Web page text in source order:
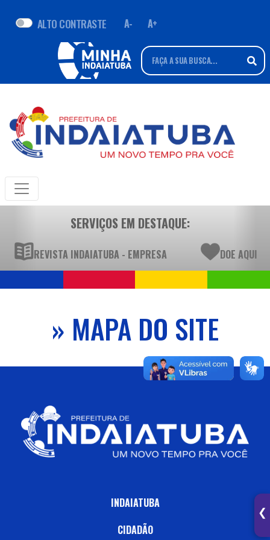
ALTO CONTRASTE A- A+
SERVIÇOS EM DESTAQUE:
REVISTA INDAIATUBA - EMPRESA DOE AQUI
» MAPA DO SITE
INDAIATUBA
CIDADÃO
❯